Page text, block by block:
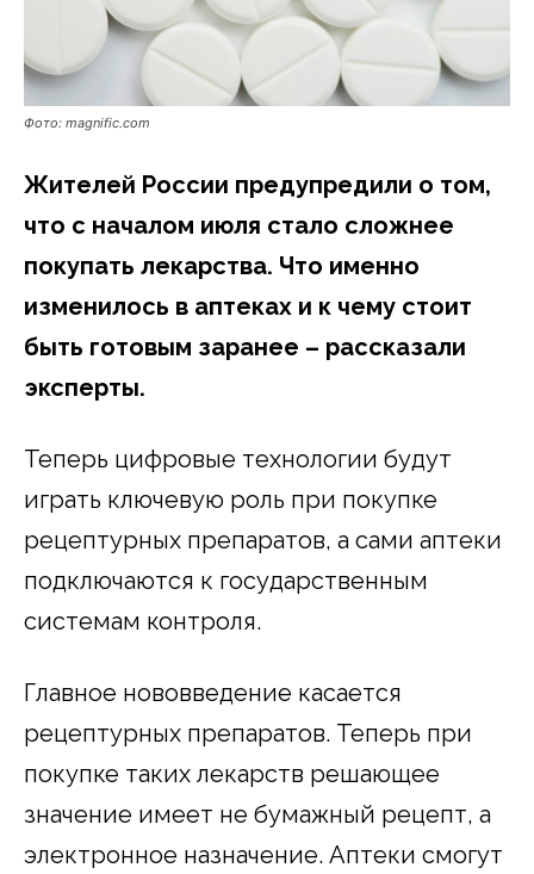
Фото: magnific.com
Жителей России предупредили о том,
что с началом июля стало сложнее
покупать лекарства. Что именно
изменилось в аптеках и к чему стоит
быть готовым заранее – рассказали
эксперты.
Теперь цифровые технологии будут
играть ключевую роль при покупке
рецептурных препаратов, а сами аптеки
подключаются к государственным
системам контроля.
Главное нововведение касается
рецептурных препаратов. Теперь при
покупке таких лекарств решающее
значение имеет не бумажный рецепт, а
электронное назначение. Аптеки смогут